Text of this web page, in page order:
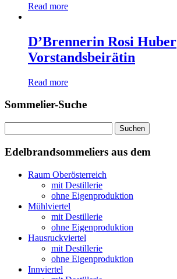
Read more
D’Brennerin Rosi Huber
Vorstandsbeirätin
Read more
Sommelier-Suche
nach:
Edelbrandsommeliers aus dem
Raum Oberösterreich
mit Destillerie
ohne Eigenproduktion
Mühlviertel
mit Destillerie
ohne Eigenproduktion
Hausruckviertel
mit Destillerie
ohne Eigenproduktion
Innviertel